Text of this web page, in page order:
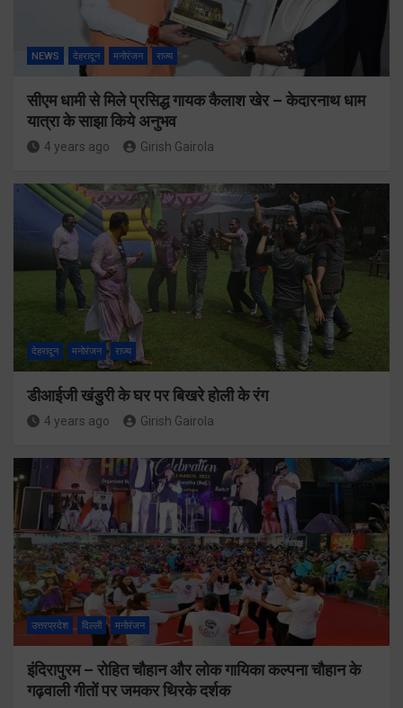
NEWS देहरादून मनोरंजन राज्य
सीएम धामी से मिले प्रसिद्ध गायक कैलाश खेर – केदारनाथ धाम
यात्रा के साझा किये अनुभव
4 years ago Girish Gairola
देहरादून मनोरंजन राज्य
डीआईजी खंडुरी के घर पर बिखरे होली के रंग
4 years ago Girish Gairola
उत्तरप्रदेश दिल्ली मनोरंजन
इंदिरापुरम – रोहित चौहान और लोक गायिका कल्पना चौहान के
गढ़वाली गीतों पर जमकर थिरके दर्शक